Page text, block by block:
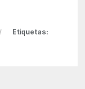
Etiquetas: